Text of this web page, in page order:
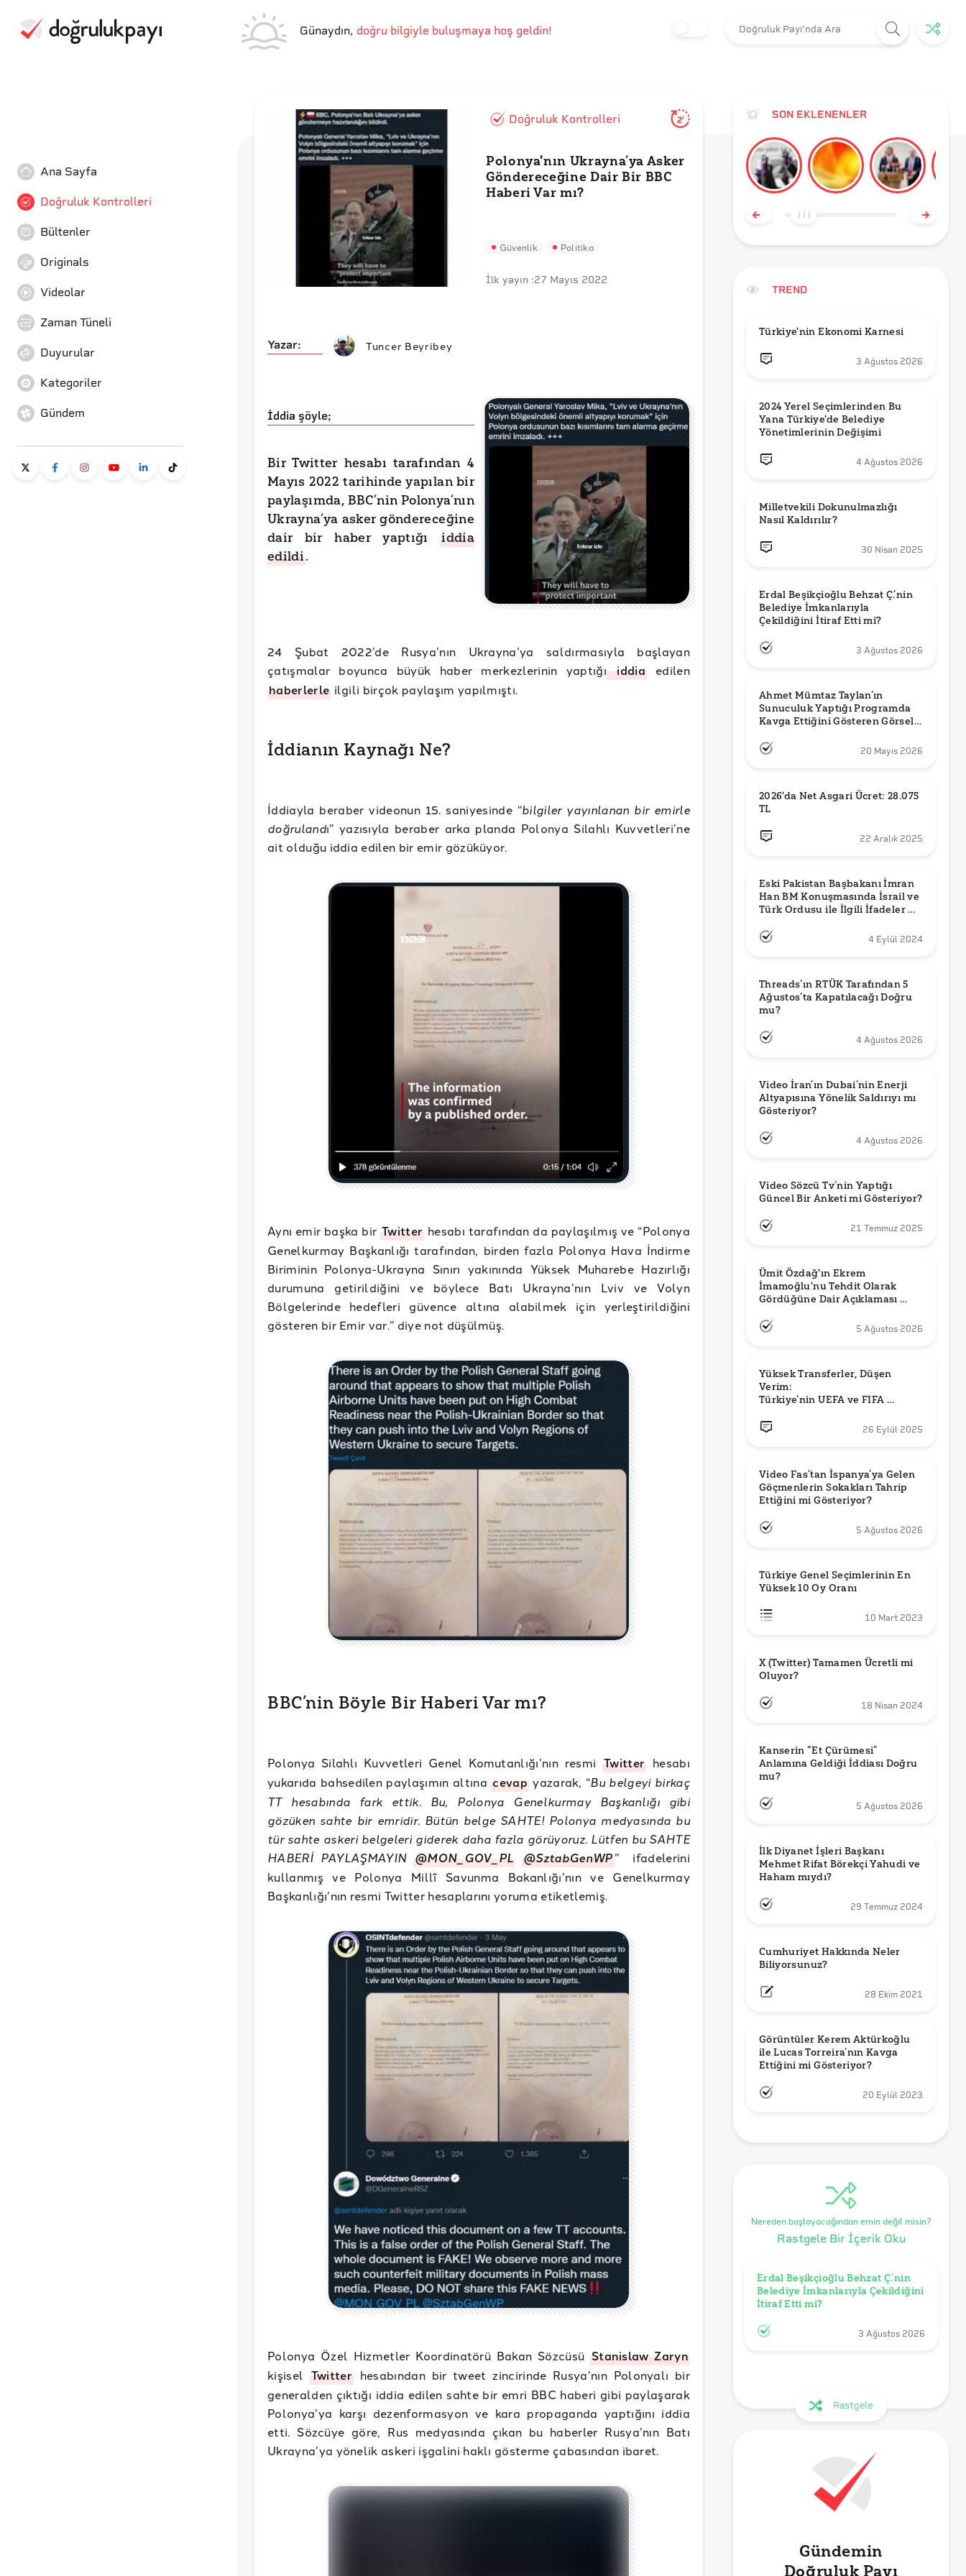
Günaydın, doğru bilgiyle buluşmaya hoş geldin!
Ana Sayfa
Doğruluk Kontrolleri
Bültenler
Originals
Videolar
Zaman Tüneli
Duyurular
Kategoriler
Gündem
Doğruluk Kontrolleri 2'
Polonya'nın Ukrayna’ya Asker
Göndereceğine Dair Bir BBC
Haberi Var mı?
Güvenlik Politika
İlk yayın :27 Mayıs 2022
Yazar: Tuncer Beyribey
İddia şöyle;
Bir Twitter hesabı tarafından 4
Mayıs 2022 tarihinde yapılan bir
paylaşımda, BBC’nin Polonya’nın
Ukrayna’ya asker göndereceğine
dair bir haber yaptığıiddia
edildi.
24 Şubat 2022’de Rusya’nın Ukrayna’ya saldırmasıyla başlayan
çatışmalar boyunca büyük haber merkezlerinin yaptığıiddiaedilen
haberlerle ilgili birçok paylaşım yapılmıştı.
İddianın Kaynağı Ne?
İddiayla beraber videonun 15. saniyesinde “bilgiler yayınlanan bir emirle
doğrulandı” yazısıyla beraber arka planda Polonya Silahlı Kuvvetleri’ne
ait olduğu iddia edilen bir emir gözüküyor.
Aynı emir başka bir Twitter hesabı tarafından da paylaşılmış ve “Polonya
Genelkurmay Başkanlığı tarafından, birden fazla Polonya Hava İndirme
Biriminin Polonya-Ukrayna Sınırı yakınında Yüksek Muharebe Hazırlığı
durumuna getirildiğini ve böylece Batı Ukrayna’nın Lviv ve Volyn
Bölgelerinde hedefleri güvence altına alabilmek için yerleştirildiğini
gösteren bir Emir var.” diye not düşülmüş.
BBC’nin Böyle Bir Haberi Var mı?
Polonya Silahlı Kuvvetleri Genel Komutanlığı’nın resmiTwitter hesabı
yukarıda bahsedilen paylaşımın altınacevapyazarak, “Bu belgeyi birkaç
TT hesabında fark ettik. Bu, Polonya Genelkurmay Başkanlığı gibi
gözüken sahte bir emridir. Bütün belge SAHTE! Polonya medyasında bu
tür sahte askeri belgeleri giderek daha fazla görüyoruz. Lütfen bu SAHTE
HABERİ PAYLAŞMAYIN @MON_GOV_PL @SztabGenWP” ifadelerini
kullanmış ve Polonya Millî Savunma Bakanlığı’nın ve Genelkurmay
Başkanlığı’nın resmi Twitter hesaplarını yoruma etiketlemiş.
Polonya Özel Hizmetler Koordinatörü Bakan Sözcüsü Stanislaw Zaryn
kişisel Twitter hesabından bir tweet zincirinde Rusya’nın Polonyalı bir
generalden çıktığı iddia edilen sahte bir emri BBC haberi gibi paylaşarak
Polonya’ya karşı dezenformasyon ve kara propaganda yaptığını iddia
etti. Sözcüye göre, Rus medyasında çıkan bu haberler Rusya’nın Batı
Ukrayna’ya yönelik askeri işgalini haklı gösterme çabasından ibaret.
SON EKLENENLER
TREND
Türkiye'nin Ekonomi Karnesi
3 Ağustos 2026
2024 Yerel Seçimlerinden Bu
Yana Türkiye'de Belediye
Yönetimlerinin Değişimi
4 Ağustos 2026
Milletvekili Dokunulmazlığı
Nasıl Kaldırılır?
30 Nisan 2025
Erdal Beşikçioğlu Behzat Ç.’nin
Belediye İmkanlarıyla
3 Ağustos 2026
Ahmet Mümtaz Taylan’ın
Sunuculuk Yaptığı Programda
Kavga Ettiğini Gösteren Görsel
20 Mayıs 2026
2026'da Net Asgari Ücret: 28.075
TL
22 Aralık 2025
Eski Pakistan Başbakanı İmran
Han BM Konuşmasında İsrail ve
Türk Ordusu ile İlgili İfadeler mi
4 Eylül 2024
Threads’ın RTÜK Tarafından 5
Ağustos’ta Kapatılacağı Doğru
mu?
4 Ağustos 2026
Video İran’ın Dubai’nin Enerji
Altyapısına Yönelik Saldırıyı mı
Gösteriyor?
4 Ağustos 2026
Video Sözcü Tv’nin Yaptığı
Güncel Bir Anketi mi Gösteriyor?
21 Temmuz 2025
Ümit Özdağ'ın Ekrem
İmamoğlu'nu Tehdit Olarak
Gördüğüne Dair Açıklaması
5 Ağustos 2026
Yüksek Transferler, Düşen
Verim:
Türkiye’nin UEFA ve FIFA
26 Eylül 2025
Video Fas’tan İspanya’ya Gelen
Göçmenlerin Sokakları Tahrip
Ettiğini mi Gösteriyor?
5 Ağustos 2026
Türkiye Genel Seçimlerinin En
Yüksek 10 Oy Oranı
10 Mart 2023
X (Twitter) Tamamen Ücretli mi
Oluyor?
18 Nisan 2024
Kanserin “Et Çürümesi”
Anlamına Geldiği İddiası Doğru
mu?
5 Ağustos 2026
İlk Diyanet İşleri Başkanı
Mehmet Rifat Börekçi Yahudi ve
Haham mıydı?
29 Temmuz 2024
Cumhuriyet Hakkında Neler
Biliyorsunuz?
28 Ekim 2021
Görüntüler Kerem Aktürkoğlu
ile Lucas Torreira’nın Kavga
Ettiğini mi Gösteriyor?
20 Eylül 2023
Nereden başlayacağından emin değil misin?
Rastgele Bir İçerik Oku
Erdal Beşikçioğlu Behzat Ç.’nin
Belediye İmkanlarıyla Çekildiğini
3 Ağustos 2026
Rastgele
Gündemin
Doğruluk Payı